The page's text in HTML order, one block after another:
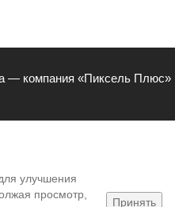
улучшения
просмотр,
Принять